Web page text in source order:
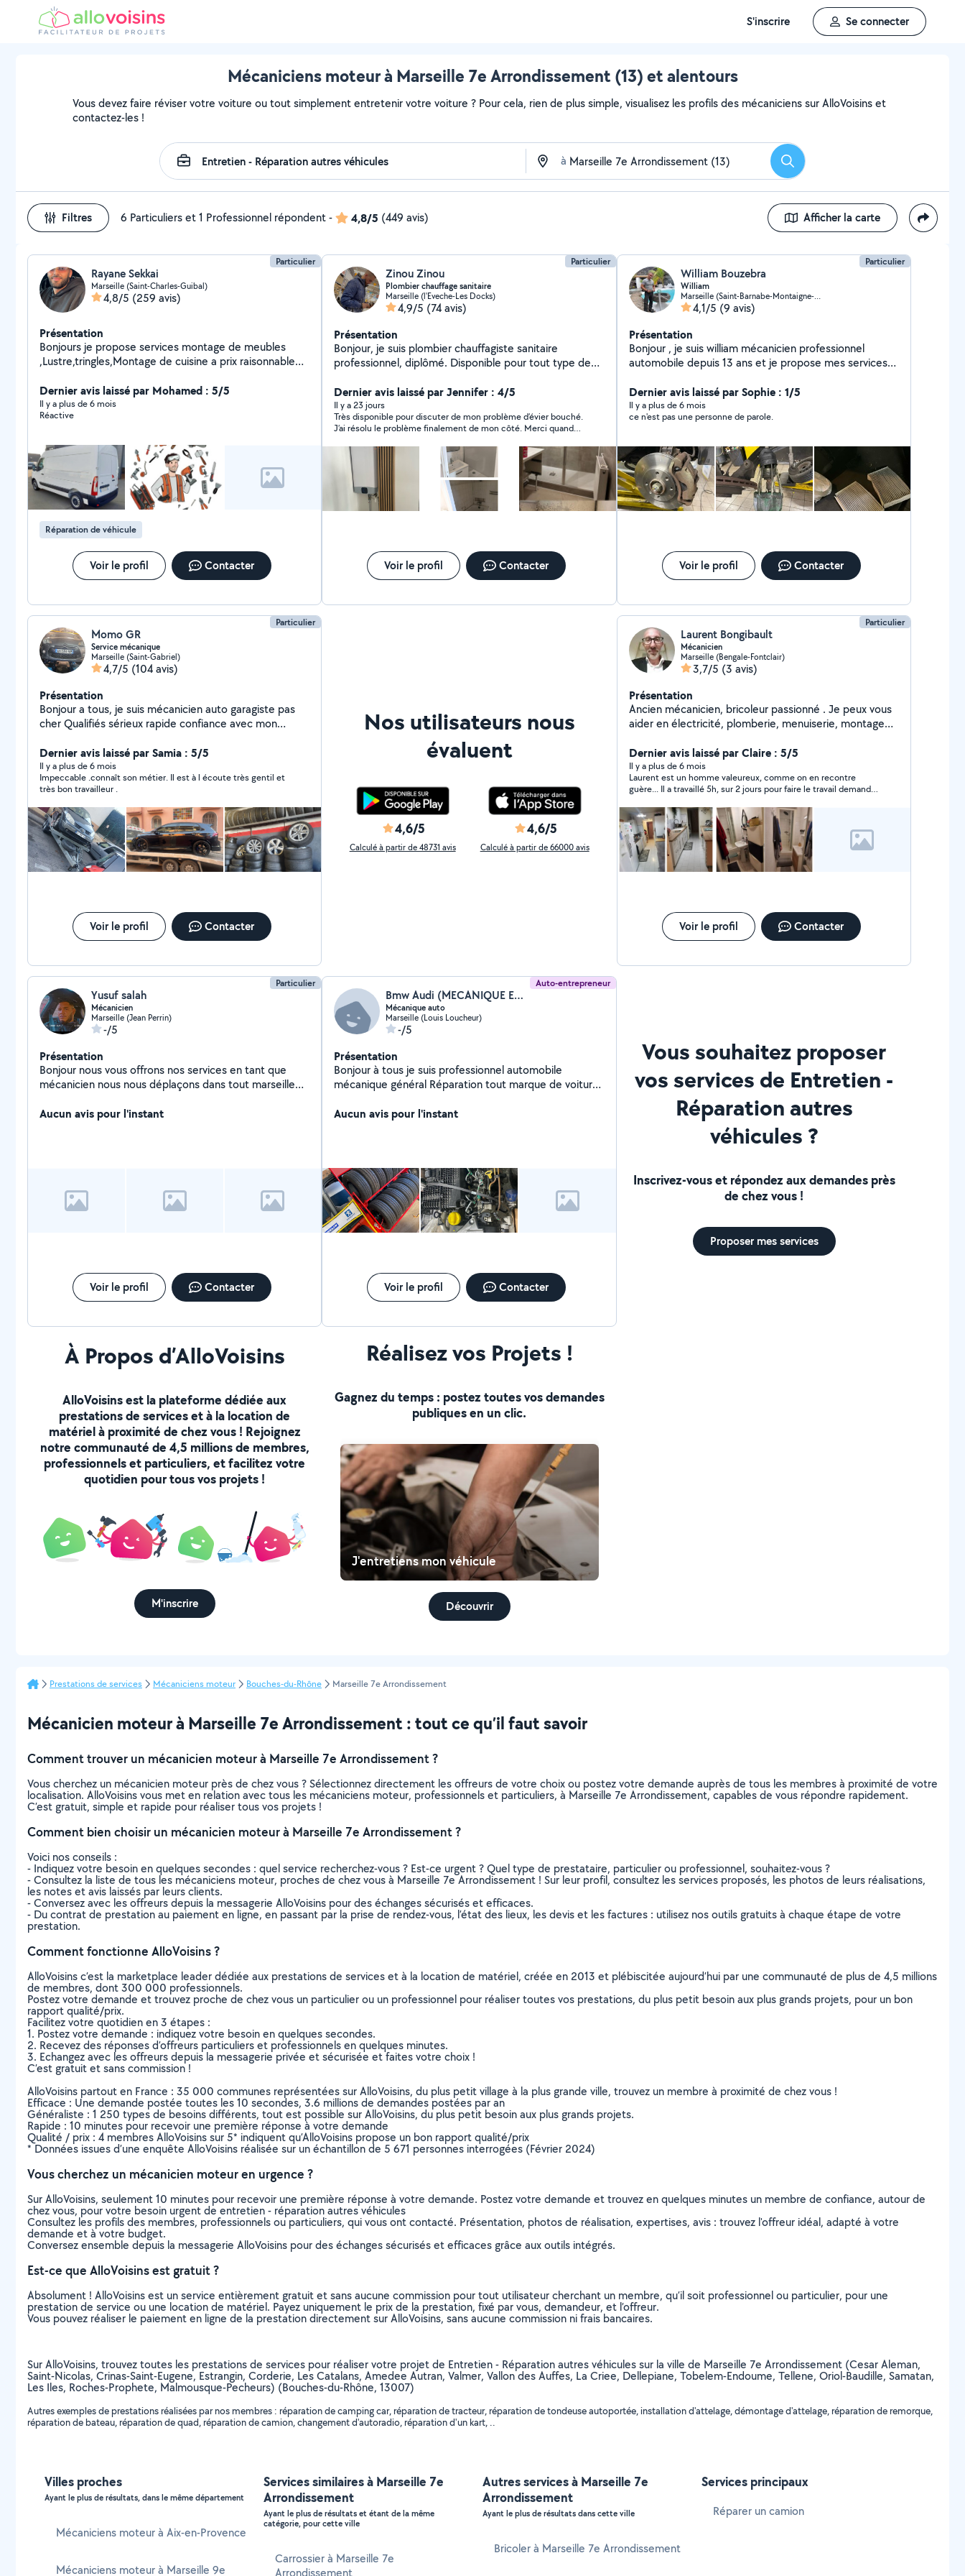
S'inscrire Se connecter
Mécaniciens moteur à Marseille 7e Arrondissement (13) et alentours
Vous devez faire réviser votre voiture ou tout simplement entretenir votre voiture ? Pour cela, rien de plus simple, visualisez les profils des mécaniciens sur AlloVoisins et
contactez-les !
à Rechercher
Filtres 6 Particuliers et 1 Professionnel répondent- 4,8/5 (449 avis) Afficher la carte
Particulier
Rayane Sekkai
Marseille (Saint-Charles-Guibal)
4,8/5 (259 avis)
Présentation
Bonjours je propose services montage de meubles
,Lustre,tringles,Montage de cuisine a prix raisonnable
Dernier avis laissé par Mohamed : 5/5
Il y a plus de 6 mois
Réactive
Réparation de véhicule
Voir le profil Contacter
Particulier
Zinou Zinou
Plombier chauffage sanitaire
Marseille (l'Eveche-Les Docks)
4,9/5 (74 avis)
Présentation
Bonjour, je suis plombier chauffagiste sanitaire
professionnel, diplômé. Disponible pour tout type de
Dernier avis laissé par Jennifer : 4/5
Il y a 23 jours
Très disponible pour discuter de mon problème d’évier bouché.
J’ai résolu le problème finalement de mon côté. Merci quand
Voir le profil Contacter
Particulier
William Bouzebra
William
Marseille (Saint-Barnabe-Montaigne-Orangerie)
4,1/5 (9 avis)
Présentation
Bonjour , je suis william mécanicien professionnel
automobile depuis 13 ans et je propose mes services
, machine à pneus , machine à géométrie , valise
diagnostic , polissage des feux , vidange , embrayage ,
distribution ect )
Dernier avis laissé par Sophie : 1/5
Il y a plus de 6 mois
ce n'est pas une personne de parole.
Voir le profil Contacter
Particulier
Momo GR
Service mécanique
Marseille (Saint-Gabriel)
4,7/5 (104 avis)
Présentation
Bonjour a tous, je suis mécanicien auto garagiste pas
cher Qualifiés sérieux rapide confiance avec mon
les gens, on a des pièce neuf et occasion et le prix pas
cher surtout à votre disposition au garage ou a votre
domicile ,ci on et disponible, disponible avec rendez-
vous Service vente et achats des voitures occasion
Service mécanique automobile Service carrossier
automobile Service vitrage Service contrôle technique
Service pneumatiques Service location de voiture
Service pièces -15% Pour plus d'informations contactez
moi par téléphone
Dernier avis laissé par Samia : 5/5
Il y a plus de 6 mois
Impeccable .connaît son métier. Il est à l écoute très gentil et
très bon travailleur .
Voir le profil Contacter
Nos utilisateurs nous
évaluent
4,6/5
Calculé à partir de 48731 avis
4,6/5
Calculé à partir de 66000 avis
Particulier
Laurent Bongibault
Mécanicien
Marseille (Bengale-Fontclair)
3,7/5 (3 avis)
Présentation
Ancien mécanicien, bricoleur passionné . Je peux vous
aider en électricité, plomberie, menuiserie, montage
électroménager et bien sur en mécanique auto, 2
roues, matériel à moteur thermique et vélo.
Autodidacte, j'aime apprendre en aidant les autres a
résoudre leurs problèmes.
Dernier avis laissé par Claire : 5/5
Il y a plus de 6 mois
Laurent est un homme valeureux, comme on en recontre
guère... Il a travaillé 5h, sur 2 jours pour faire le travail demandé..
très rare à cette époque.... Laurent est très sympathique, et
nous avons bien discuté.. Merci encore Laurent....
Voir le profil Contacter
Particulier
Yusuf salah
Mécanicien
Marseille (Jean Perrin)
-/5
Présentation
Bonjour nous vous offrons nos services en tant que
mécanicien nous nous déplaçons dans tout marseille
professionnel et à l'écoute de mes Clients je m'occupe
Aucun avis pour l'instant
Voir le profil Contacter
Auto-entrepreneur
Bmw Audi (MECANIQUE EXPRESS)
Mécanique auto
Marseille (Louis Loucheur)
-/5
Présentation
Bonjour à tous je suis professionnel automobile
mécanique général Réparation tout marque de voiture
Pneus neufs et occasion Réparation boîte automatique
Aucun avis pour l'instant
Voir le profil Contacter
Vous souhaitez proposer
vos services de Entretien -
Réparation autres
véhicules ?
Inscrivez-vous et répondez aux demandes près
de chez vous !
Proposer mes services
À Propos d’AlloVoisins
AlloVoisins est la plateforme dédiée aux
prestations de services et à la location de
matériel à proximité de chez vous ! Rejoignez
notre communauté de 4,5 millions de membres,
professionnels et particuliers, et facilitez votre
quotidien pour tous vos projets !
M'inscrire
Réalisez vos Projets !
Gagnez du temps : postez toutes vos demandes
publiques en un clic.
J'entretiens mon véhicule
Découvrir
Prestations de services Mécaniciens moteur Bouches-du-Rhône Marseille 7e Arrondissement
Mécanicien moteur à Marseille 7e Arrondissement : tout ce qu’il faut savoir
Comment trouver un mécanicien moteur à Marseille 7e Arrondissement ?
Vous cherchez un mécanicien moteur près de chez vous ? Sélectionnez directement les offreurs de votre choix ou postez votre demande auprès de tous les membres à proximité de votre
localisation. AlloVoisins vous met en relation avec tous les mécaniciens moteur, professionnels et particuliers, à Marseille 7e Arrondissement, capables de vous répondre rapidement.
C’est gratuit, simple et rapide pour réaliser tous vos projets !
Comment bien choisir un mécanicien moteur à Marseille 7e Arrondissement ?
Voici nos conseils :
- Indiquez votre besoin en quelques secondes : quel service recherchez-vous ? Est-ce urgent ? Quel type de prestataire, particulier ou professionnel, souhaitez-vous ?
- Consultez la liste de tous les mécaniciens moteur, proches de chez vous à Marseille 7e Arrondissement ! Sur leur profil, consultez les services proposés, les photos de leurs réalisations,
les notes et avis laissés par leurs clients.
- Conversez avec les offreurs depuis la messagerie AlloVoisins pour des échanges sécurisés et efficaces.
- Du contrat de prestation au paiement en ligne, en passant par la prise de rendez-vous, l’état des lieux, les devis et les factures : utilisez nos outils gratuits à chaque étape de votre
prestation.
Comment fonctionne AlloVoisins ?
AlloVoisins c’est la marketplace leader dédiée aux prestations de services et à la location de matériel, créée en 2013 et plébiscitée aujourd’hui par une communauté de plus de 4,5 millions
de membres, dont 300 000 professionnels.
Postez votre demande et trouvez proche de chez vous un particulier ou un professionnel pour réaliser toutes vos prestations, du plus petit besoin aux plus grands projets, pour un bon
rapport qualité/prix.
Facilitez votre quotidien en 3 étapes :
1. Postez votre demande : indiquez votre besoin en quelques secondes.
2. Recevez des réponses d’offreurs particuliers et professionnels en quelques minutes.
3. Echangez avec les offreurs depuis la messagerie privée et sécurisée et faites votre choix !
C’est gratuit et sans commission !
AlloVoisins partout en France : 35 000 communes représentées sur AlloVoisins, du plus petit village à la plus grande ville, trouvez un membre à proximité de chez vous !
Efficace : Une demande postée toutes les 10 secondes, 3.6 millions de demandes postées par an
Généraliste : 1 250 types de besoins différents, tout est possible sur AlloVoisins, du plus petit besoin aux plus grands projets.
Rapide : 10 minutes pour recevoir une première réponse à votre demande
Qualité / prix : 4 membres AlloVoisins sur 5* indiquent qu’AlloVoisins propose un bon rapport qualité/prix
* Données issues d’une enquête AlloVoisins réalisée sur un échantillon de 5 671 personnes interrogées (Février 2024)
Vous cherchez un mécanicien moteur en urgence ?
Sur AlloVoisins, seulement 10 minutes pour recevoir une première réponse à votre demande. Postez votre demande et trouvez en quelques minutes un membre de confiance, autour de
chez vous, pour votre besoin urgent de entretien - réparation autres véhicules
Consultez les profils des membres, professionnels ou particuliers, qui vous ont contacté. Présentation, photos de réalisation, expertises, avis : trouvez l'offreur idéal, adapté à votre
demande et à votre budget.
Conversez ensemble depuis la messagerie AlloVoisins pour des échanges sécurisés et efficaces grâce aux outils intégrés.
Est-ce que AlloVoisins est gratuit ?
Absolument ! AlloVoisins est un service entièrement gratuit et sans aucune commission pour tout utilisateur cherchant un membre, qu’il soit professionnel ou particulier, pour une
prestation de service ou une location de matériel. Payez uniquement le prix de la prestation, fixé par vous, demandeur, et l’offreur.
Vous pouvez réaliser le paiement en ligne de la prestation directement sur AlloVoisins, sans aucune commission ni frais bancaires.
Sur AlloVoisins, trouvez toutes les prestations de services pour réaliser votre projet de Entretien - Réparation autres véhicules sur la ville de Marseille 7e Arrondissement (Cesar Aleman,
Saint-Nicolas, Crinas-Saint-Eugene, Estrangin, Corderie, Les Catalans, Amedee Autran, Valmer, Vallon des Auffes, La Criee, Dellepiane, Tobelem-Endoume, Tellene, Oriol-Baudille, Samatan,
Les Iles, Roches-Prophete, Malmousque-Pecheurs) (Bouches-du-Rhône, 13007)
Autres exemples de prestations réalisées par nos membres : réparation de camping car, réparation de tracteur, réparation de tondeuse autoportée, installation d'attelage, démontage d'attelage, réparation de remorque,
réparation de bateau, réparation de quad, réparation de camion, changement d'autoradio, réparation d'un kart, ..
Villes proches
Ayant le plus de résultats, dans le même département
Mécaniciens moteur à Aix-en-Provence
Mécaniciens moteur à Marseille 9e
Services similaires à Marseille 7e
Arrondissement
Ayant le plus de résultats et étant de la même
catégorie, pour cette ville
Carrossier à Marseille 7e
Arrondissement
Autres services à Marseille 7e
Arrondissement
Ayant le plus de résultats dans cette ville
Bricoler à Marseille 7e Arrondissement
Services principaux
Réparer un camion